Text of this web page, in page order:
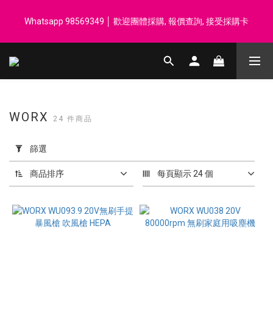
汗毛巾 韓國制 送完即止
Whatsapp 98569349 │ 歡迎團體採購, 報價查詢, 接受採購卡
登記會員享每$50回贈$1 │ 滿HK$899 送 N-rit Campack Towel 吸
用
篩
選
(0/20)
價格
(HK$)
WORX 24 件商品
篩選
商品排序 每頁顯示 24 個